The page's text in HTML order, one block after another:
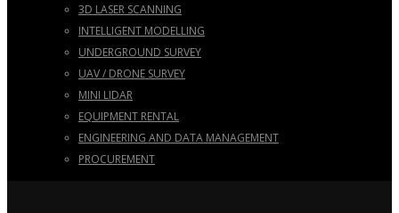
3D LASER SCANNING
INTELLIGENT MODELLING
UNDERGROUND SURVEY
UAV / DRONE SURVEY
MINI LIDAR
EQUIPMENT RENTAL
ENGINEERING AND DATA MANAGEMENT
PROCUREMENT